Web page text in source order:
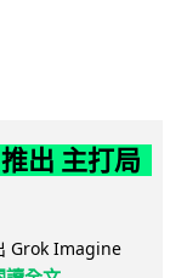
出 主打局
Grok Imagine